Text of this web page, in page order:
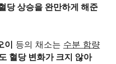
당 상승을 완만하게 해준
등의 채소는 수분 함량
혈당 변화가 크지 않아